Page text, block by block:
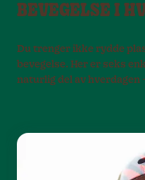
BEVEGELSE I
Du trenger ikke rydde
bevegelse. Her er seks
naturlig del av hverdagen